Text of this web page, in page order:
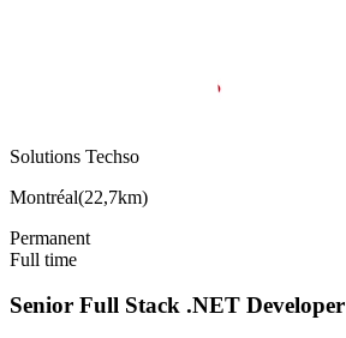
Solutions Techso
Montréal(22,7km)
Permanent
Full time
Senior Full Stack .NET Developer